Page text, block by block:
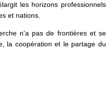
les horizons professionnels
et nations.
n'a pas de frontières et se
la coopération et le partage du